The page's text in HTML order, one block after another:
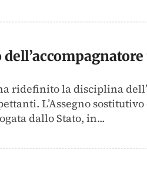
ridefinito la disciplina
L’Assegno
dallo Stato, in...